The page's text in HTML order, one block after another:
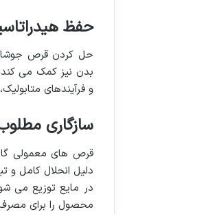
حفظ
حل کردن قرص
بدن نیز کمک می
و فرآیندهای
سازگاری
قرص های معمولی
دلیل انحلال کامل و
در مایع توزیع می
محصول را برای